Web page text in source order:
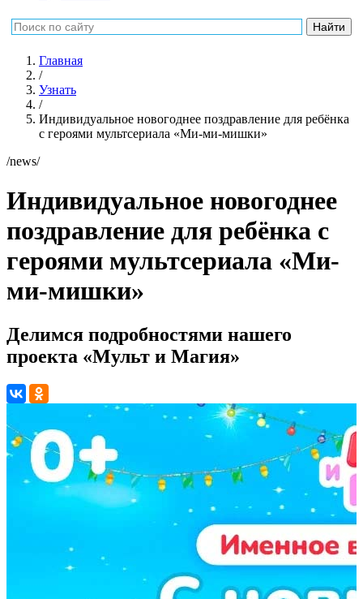
Главная
/
Узнать
/
Индивидуальное новогоднее поздравление для ребёнка
с героями мультсериала «Ми-ми-мишки»
/news/
Индивидуальное новогоднее
поздравление для ребёнка с
героями мультсериала «Ми-
ми-мишки»
Делимся подробностями нашего
проекта «Мульт и Магия»